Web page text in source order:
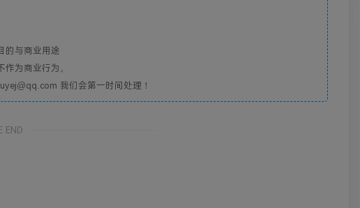
的与商业用途
为商业行为。
我们会第一时间处理！
END